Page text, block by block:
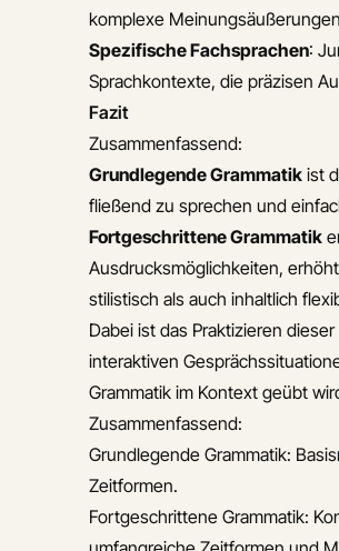
komplexe Meinungsäußerungen
Spezifische Fachsprachen:
Sprachkontexte, die präzisen
Fazit
Zusammenfassend:
Grundlegende Grammatik ist
fließend zu sprechen und
Fortgeschrittene Grammatik
Ausdrucksmöglichkeiten,
stilistisch als auch inhaltlich
Dabei ist das Praktizieren
interaktiven
Grammatik im Kontext geübt
Zusammenfassend:
Grundlegende Grammatik:
Zeitformen.
Fortgeschrittene Grammatik: